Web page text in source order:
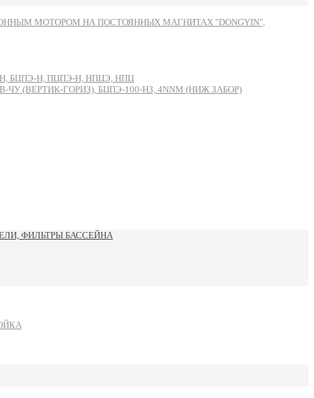
МОТОРОМ НА ПОСТОЯННЫХ МАГНИТАХ "DONGYIN",
БЦПЭ-Н, ПЦПЭ-Н, НПЦЭ, НПЦ
(ВЕРТИК-ГОРИЗ), БЦПЭ-100-НЗ, 4NNM (НИЖ ЗАБОР)
ФИЛЬТРЫ БАССЕЙНА